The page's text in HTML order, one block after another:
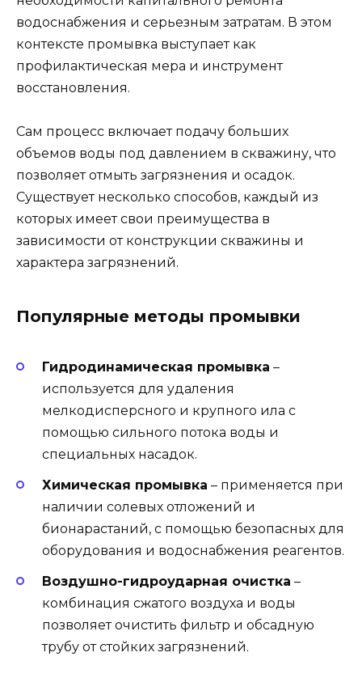
водоснабжения и серьезным затратам. В этом
контексте промывка выступает как
профилактическая мера и инструмент
восстановления.
Сам процесс включает подачу больших
объемов воды под давлением в скважину, что
позволяет отмыть загрязнения и осадок.
Существует несколько способов, каждый из
которых имеет свои преимущества в
зависимости от конструкции скважины и
характера загрязнений.
Популярные методы промывки
Гидродинамическая промывка –
используется для удаления
мелкодисперсного и крупного ила с
помощью сильного потока воды и
специальных насадок.
Химическая промывка – применяется при
наличии солевых отложений и
бионарастаний, с помощью безопасных для
оборудования и водоснабжения реагентов.
Воздушно-гидроударная очистка –
комбинация сжатого воздуха и воды
позволяет очистить фильтр и обсадную
трубу от стойких загрязнений.